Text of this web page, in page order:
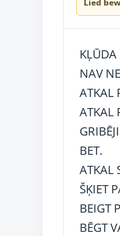
KĻŪDA
NAV
ATKAL
ATKAL
BET.
ATKAL
ŠĶIET
BEIGT
BĒGT